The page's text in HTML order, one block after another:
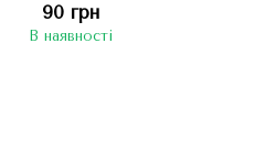
90 грн
В наявності